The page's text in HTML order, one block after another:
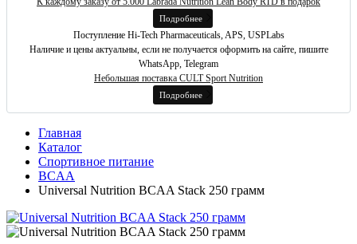
Подробнее
Поступление Hi-Tech Pharmaceuticals, APS, USPLabs
Наличие и цены актуальны, если не получается оформить на сайте, пишите
WhatsApp, Telegram
Небольшая поставка CULT Sport Nutrition
Подробнее
Главная
Каталог
Спортивное питание
BCAA
Universal Nutrition BCAA Stack 250 грамм